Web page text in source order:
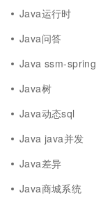
Java运行时
Java问答
Java ssm-spring
Java树
Java动态sql
Java java并发
Java差异
Java商城系统